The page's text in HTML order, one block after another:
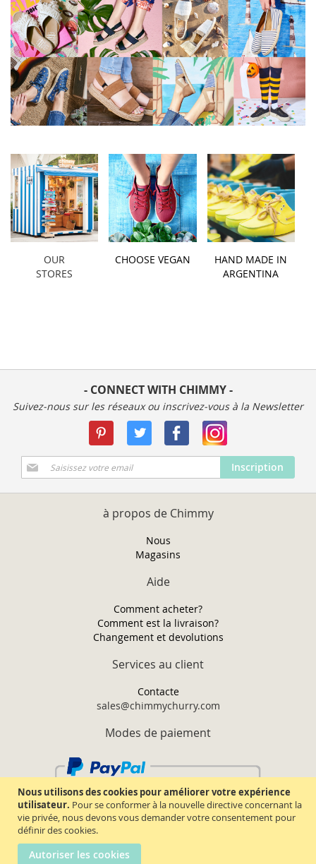
Nous utilisons des cookies pour améliorer votre expérience
utilisateur. Pour se conformer à la nouvelle directive concernant la
vie privée, nous devons vous demander votre consentement pour
définir des cookies.
Autoriser les cookies
OUR
STORES
CHOOSE VEGAN
HAND MADE IN
ARGENTINA
- CONNECT WITH CHIMMY -
Suivez-nous sur les réseaux ou inscrivez-vous à la Newsletter
Inscription
à
notre
Inscription
à propos de Chimmy
Nous
Magasins
Aide
Comment acheter?
Comment est la livraison?
Changement et devolutions
Services au client
Contacte
sales@chimmychurry.com
Modes de paiement
Chimmy Churry TM. Tous droits réservés.